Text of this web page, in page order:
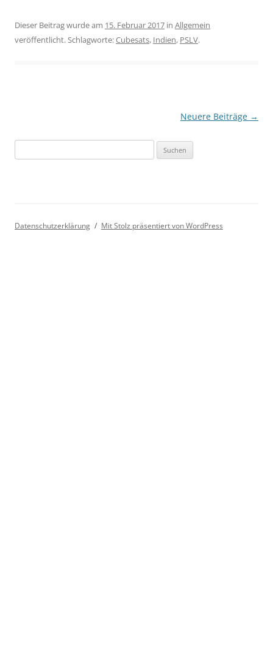
Dieser Beitrag wurde am 15. Februar 2017 in Allgemein
veröffentlicht. Schlagworte:Cubesats, Indien, PSLV.
Neuere Beiträge →
nach:
Datenschutzerklärung Mit Stolz präsentiert von WordPress